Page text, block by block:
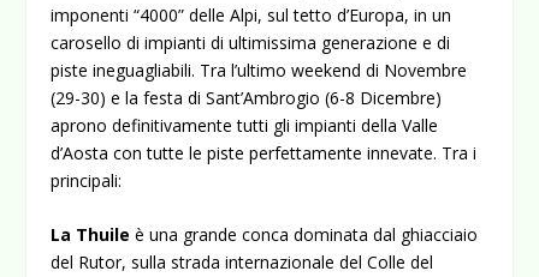
imponenti “4000” delle Alpi, sul tetto d’Europa, in un
carosello di impianti di ultimissima generazione e di
piste ineguagliabili. Tra l’ultimo weekend di Novembre
(29-30) e la festa di Sant’Ambrogio (6-8 Dicembre)
aprono definitivamente tutti gli impianti della Valle
d’Aosta con tutte le piste perfettamente innevate. Tra i
principali:
La Thuile è una grande conca dominata dal ghiacciaio
del Rutor, sulla strada internazionale del Colle del